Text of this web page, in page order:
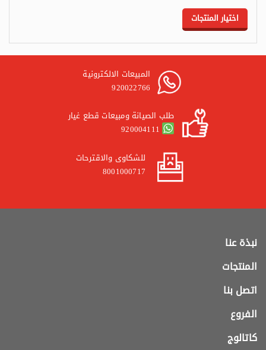
المبيعات الالكترونية
920022766
طلب الصيانة ومبيعات قطع غيار
920004111
للشكاوى والاقترحات
8001000717
نبذة عنا
المنتجات
اتصل بنا
الفروع
كاتالوج